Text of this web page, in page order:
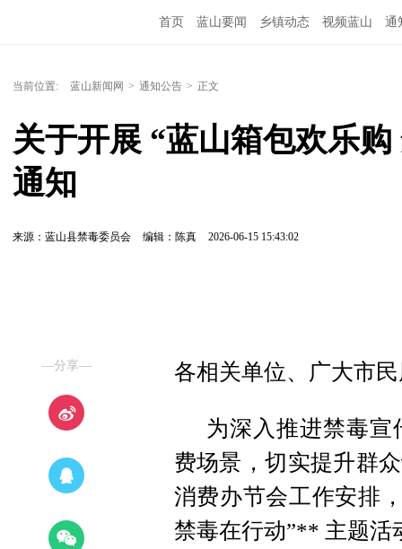
首页 蓝山要闻 乡镇动态 视频蓝山 通
当前位置: 蓝山新闻网 > 通知公告 > 正文
关于开展 “蓝山箱包欢乐
通知
来源：蓝山县禁毒委员会 编辑：陈真 2026-06-15 15:43:02
—分享— 各相关单位、广大市
为深入推进禁毒
费场景，切实提升群
消费办节会工作安排
禁毒在行动”** 主题活